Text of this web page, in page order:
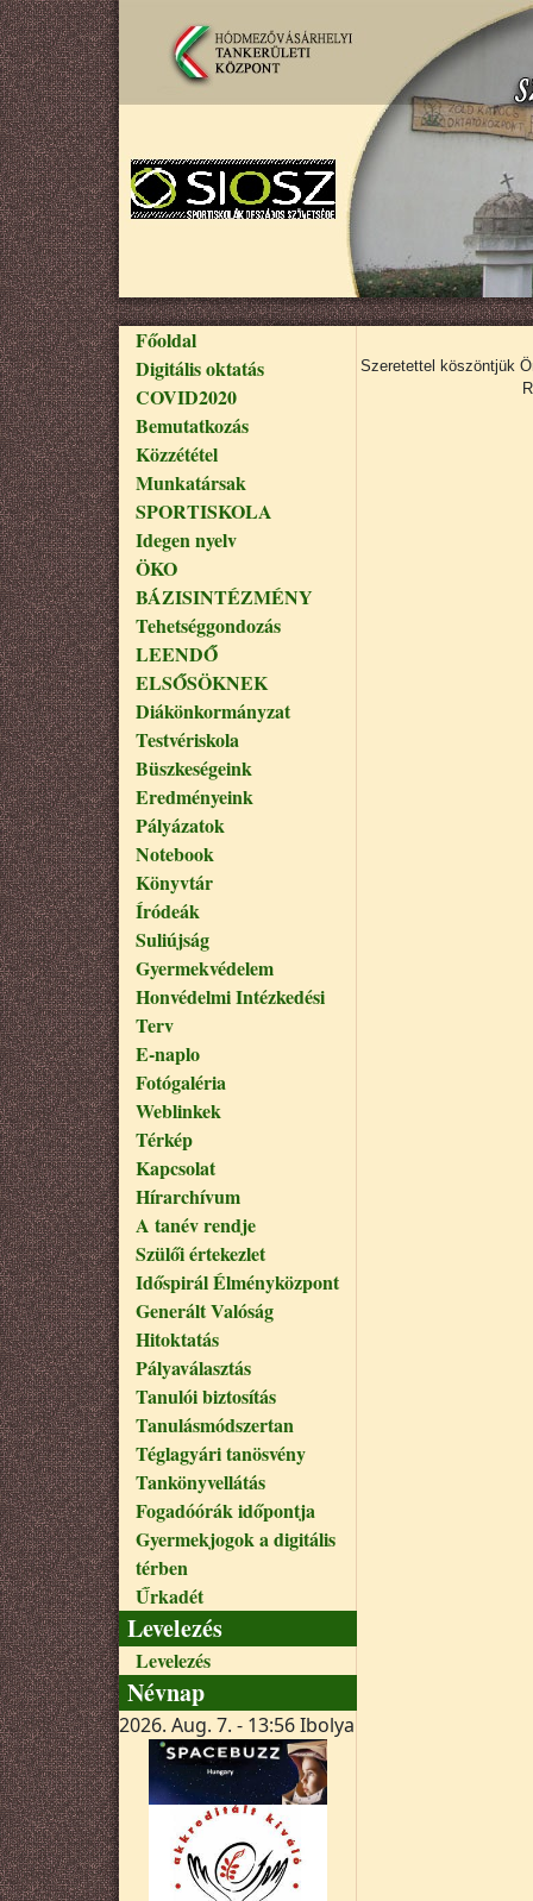
Ugrás a tartalomra
Fő navigáció
Főoldal
Digitális oktatás
COVID2020
Bemutatkozás
Közzététel
Munkatársak
SPORTISKOLA
Idegen nyelv
ÖKO
BÁZISINTÉZMÉNY
Tehetséggondozás
LEENDŐ
ELSŐSÖKNEK
Diákönkormányzat
Testvériskola
Büszkeségeink
Eredményeink
Pályázatok
Notebook
Könyvtár
Íródeák
Suliújság
Gyermekvédelem
Honvédelmi Intézkedési
Terv
E-naplo
Fotógaléria
Weblinkek
Térkép
Kapcsolat
Hírarchívum
A tanév rendje
Szülői értekezlet
Időspirál Élményközpont
Generált Valóság
Hitoktatás
Pályaválasztás
Tanulói biztosítás
Tanulásmódszertan
Téglagyári tanösvény
Tankönyvellátás
Fogadóórák időpontja
Gyermekjogok a digitális
térben
Űrkadét
Levelezés
Levelezés
Névnap
2026. Aug. 7. - 13:56Ibolya
Szeretettel köszöntjük